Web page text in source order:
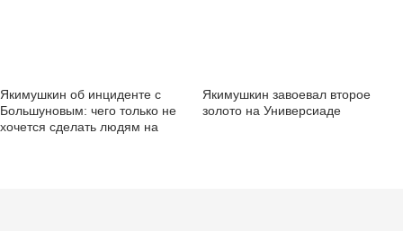
Якимушкин об инциденте с
Большуновым: чего только не
хочется сделать людям на
Якимушкин завоевал второе
золото на Универсиаде